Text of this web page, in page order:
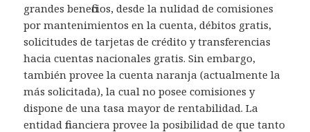
grandes beneficios, desde la nulidad de comisiones
por mantenimientos en la cuenta, débitos gratis,
solicitudes de tarjetas de crédito y transferencias
hacia cuentas nacionales gratis. Sin embargo,
también provee la cuenta naranja (actualmente la
más solicitada), la cual no posee comisiones y
dispone de una tasa mayor de rentabilidad. La
entidad financiera provee la posibilidad de que tanto